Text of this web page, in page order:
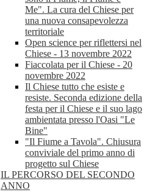
Me". La cura del Chiese per
una nuova consapevolezza
territoriale
Open science per riflettersi nel
Chiese - 13 novembre 2022
Fiaccolata per il Chiese - 20
novembre 2022
Il Chiese tutto che esiste e
resiste. Seconda edizione della
festa per il Chiese e il suo lago
ambientata presso l'Oasi "Le
Bine"
"Il Fiume a Tavola". Chiusura
conviviale del primo anno di
progetto sul Chiese
IL PERCORSO DEL SECONDO
ANNO